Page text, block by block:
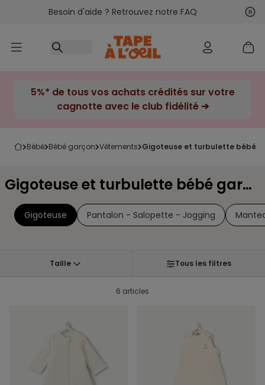
Accéder au contenu
Besoin d'aide ? Retrouvez notre FAQ
5%* de tous vos achats crédités sur votre
cagnotte avec le club fidélité ➔
bébé bébé garçon vêtements gigoteuse et turbulette bébé
Gigoteuse et turbulette bébé garçon
Gigoteuse Pantalon - Salopette - Jogging
Taille Tous les filtres
6 articles